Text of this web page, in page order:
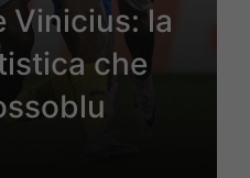
Vinicius: la
che